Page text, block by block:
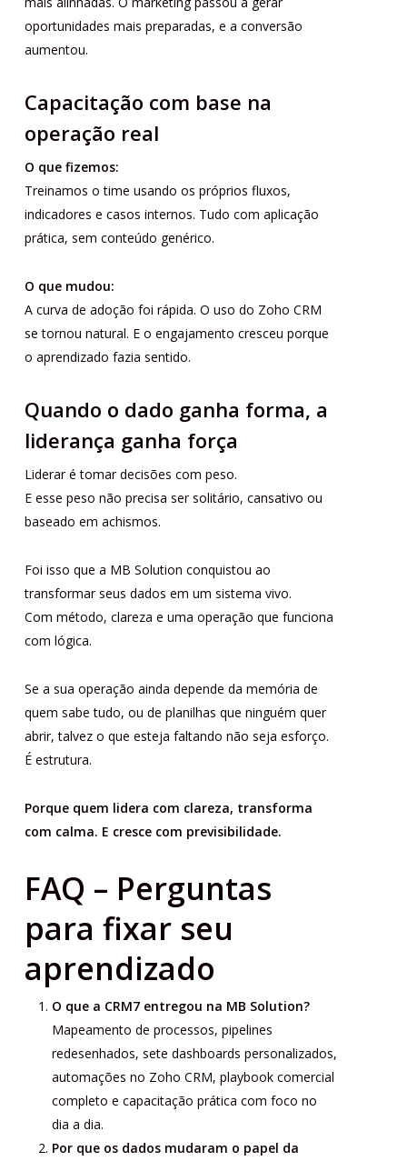
oportunidades mais preparadas, e a conversão
aumentou.
Capacitação com base na
operação real
O que fizemos:
Treinamos o time usando os próprios fluxos,
indicadores e casos internos. Tudo com aplicação
prática, sem conteúdo genérico.
O que mudou:
A curva de adoção foi rápida. O uso do Zoho CRM
se tornou natural. E o engajamento cresceu porque
o aprendizado fazia sentido.
Quando o dado ganha forma, a
liderança ganha força
Liderar é tomar decisões com peso.
E esse peso não precisa ser solitário, cansativo ou
baseado em achismos.
Foi isso que a MB Solution conquistou ao
transformar seus dados em um sistema vivo.
Com método, clareza e uma operação que funciona
com lógica.
Se a sua operação ainda depende da memória de
quem sabe tudo, ou de planilhas que ninguém quer
abrir, talvez o que esteja faltando não seja esforço.
É estrutura.
Porque quem lidera com clareza, transforma
com calma. E cresce com previsibilidade.
FAQ – Perguntas
para fixar seu
aprendizado
O que a CRM7 entregou na MB Solution?
Mapeamento de processos, pipelines
redesenhados, sete dashboards personalizados,
automações no Zoho CRM, playbook comercial
completo e capacitação prática com foco no
dia a dia.
Por que os dados mudaram o papel da